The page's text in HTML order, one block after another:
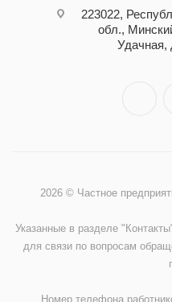
223022,
обл.,
Удачная,
2026 © Частное
Указанные в разделе
для связи по вопросам
Номер телефона